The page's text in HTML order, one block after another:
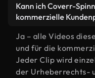
Kann ich Coverr-
kommerzielle
Ja – alle Videos
und für die
Jeder Clip wird
der Urheberrechts-